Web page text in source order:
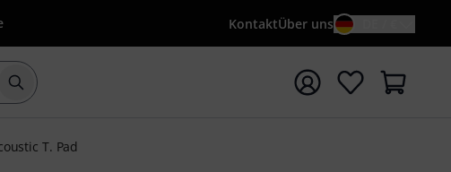
KontaktÜber uns
Suche mit Suchwort {searchTerm} starten
T. Pad